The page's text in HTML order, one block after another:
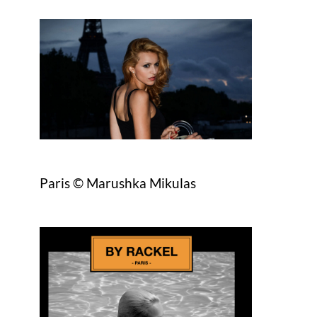
Paris © Marushka Mikulas